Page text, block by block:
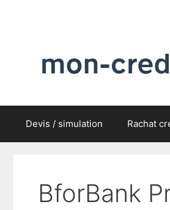
Devis / simulation Rachat
BforBank